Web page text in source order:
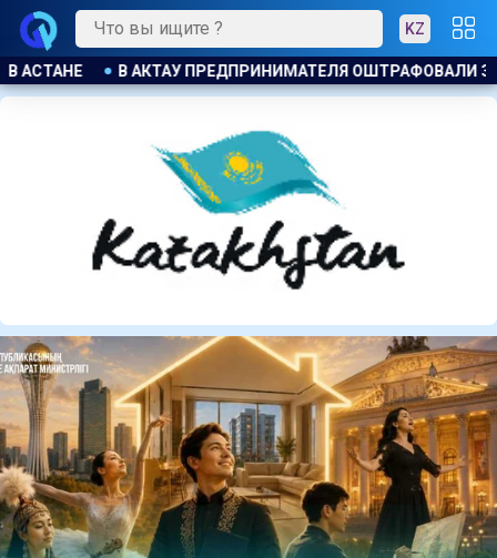
KZ
ЗА БЕСПЛАТНУЮ РАЗДАЧУ МОРОЖЕНОГО ДЕТЯМ